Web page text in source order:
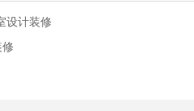
设计装修